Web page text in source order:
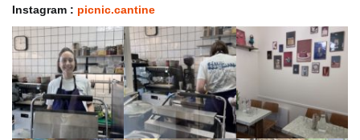
Instagram : picnic.cantine